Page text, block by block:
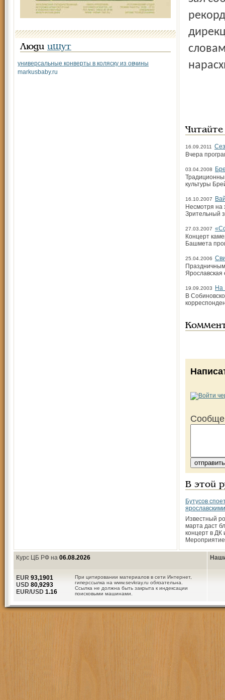
Люди ищут
универсальные конверты в коляску из овчины
markusbaby.ru
16.09.2011
Вчера
03.04.2008
культуры
16.10.2007
Несмотря на
Зрительный
27.03.2007
Концерт
Башмета
25.04.2006
Ярославская
19.09.2003
На
В
В этой
Бутусов
Известный
марта даст
концерт в
Курс ЦБ РФ на 06.08.2026
При цитировании материалов в сети Интернет,
гиперссылка на www.sevkray.ru обязательна.
Ссылка не должна быть закрыта к индексации
поисковыми машинами.
EUR 93,1901
USD 80,9293
EUR/USD 1.16